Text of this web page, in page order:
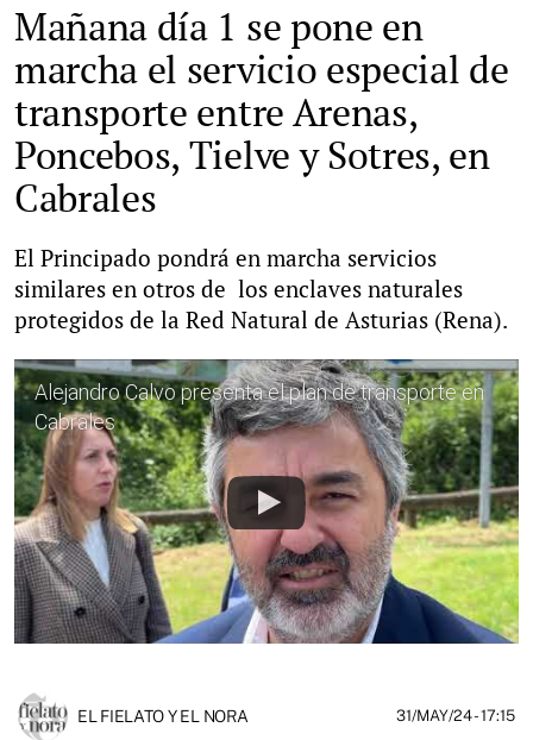
Mañana día 1 se pone en
marcha el servicio especial de
transporte entre Arenas,
Poncebos, Tielve y Sotres, en
Cabrales
El Principado pondrá en marcha servicios
similares en otros de los enclaves naturales
protegidos de la Red Natural de Asturias (Rena).
Alejandro Calvo presenta el plan de transporte en
Cabrales
EL FIELATO Y EL NORA 31/MAY/24- 17:15